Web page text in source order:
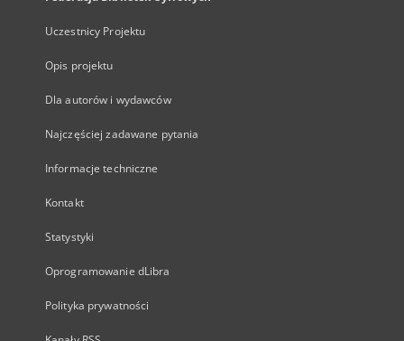
Uczestnicy Projektu
Opis projektu
Dla autorów i wydawców
Najczęściej zadawane pytania
Informacje techniczne
Kontakt
Statystyki
Oprogramowanie dLibra
Polityka prywatności